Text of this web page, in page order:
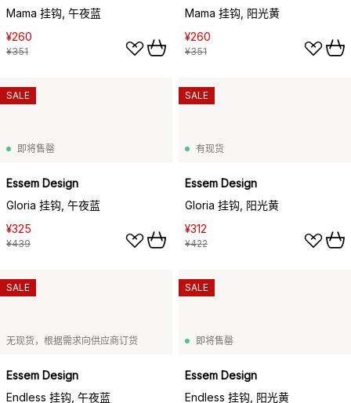
Mama 挂钩, 午夜蓝
¥260
¥351
Mama 挂钩, 阳光黄
¥260
¥351
即将售罄
Essem Design
Gloria 挂钩, 午夜蓝
¥325
¥439
SALE
有现货
Essem Design
Gloria 挂钩, 阳光黄
¥312
¥422
SALE
无现货，根据需求向供应商订货
Essem Design
Endless 挂钩, 午夜蓝
SALE
即将售罄
Essem Design
Endless 挂钩, 阳光黄
SALE